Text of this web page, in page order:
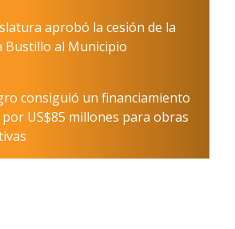
aprobó la cesión de la
Bustillo al Municipio
consiguió un financiamiento
US$85 millones para obras